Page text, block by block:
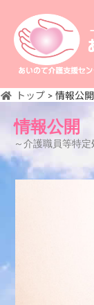
トップ >情報公開
情報公開
～介護職員等特